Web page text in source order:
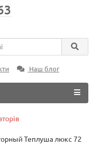
Наш блог
Теплуша люкс 72